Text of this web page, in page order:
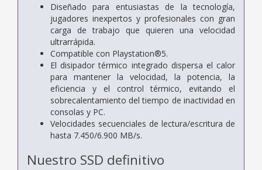
Diseñado para entusiastas de la tecnología,
jugadores inexpertos y profesionales con gran
carga de trabajo que quieren una velocidad
ultrarrápida.
Compatible con Playstation®5.
El disipador térmico integrado dispersa el calor
para mantener la velocidad, la potencia, la
eficiencia y el control térmico, evitando el
sobrecalentamiento del tiempo de inactividad en
consolas y PC.
Velocidades secuenciales de lectura/escritura de
hasta 7.450/6.900 MB/s.
Nuestro SSD definitivo